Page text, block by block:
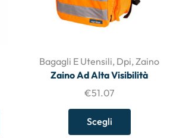
Bagagli E Utensili, Dpi, Zaino
Zaino Ad Alta Visibilità
€51.07
Scegli